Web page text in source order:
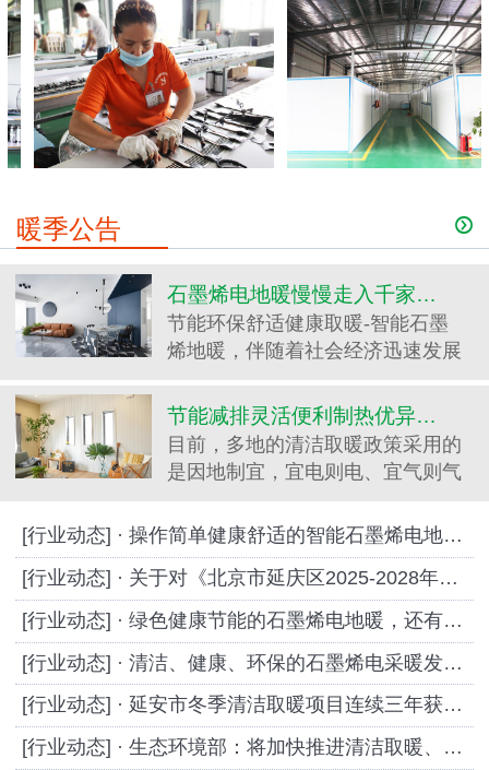

暖季公告
石墨烯电地暖慢慢走入千家万户，变成时下流行的采暖方式
节能环保舒适健康取暖-智能石墨
烯地暖，伴随着社会经济迅速发展
定愈来愈高，尤其是对住的质量规
定更加明显，尤其是针对冬天采暖
的要求，早已不...
节能减排灵活便利制热优异的石墨烯电地暖大势所趋发展迅猛！
目前，多地的清洁取暖政策采用的
是因地制宜，宜电则电、宜气则气
电地暖给您带来节能省电、制热优
异、灵活便利的采暖体验！但是为
什么石墨烯电...
[行业动态] · 操作简单健康舒适的智能石墨烯电地暖你爱了吗？
[行业动态] · 关于对《北京市延庆区2025-2028年度农村地区村庄冬季清洁取暖长效管护方案（征求意见稿）》
[行业动态] · 绿色健康节能的石墨烯电地暖，还有你不知道的用途！
[行业动态] · 清洁、健康、环保的石墨烯电采暖发展迅猛，前景大好
[行业动态] · 延安市冬季清洁取暖项目连续三年获得国家资金绩效评价A等级
[行业动态] · 生态环境部：将加快推进清洁取暖、超低排放改造等重点任务